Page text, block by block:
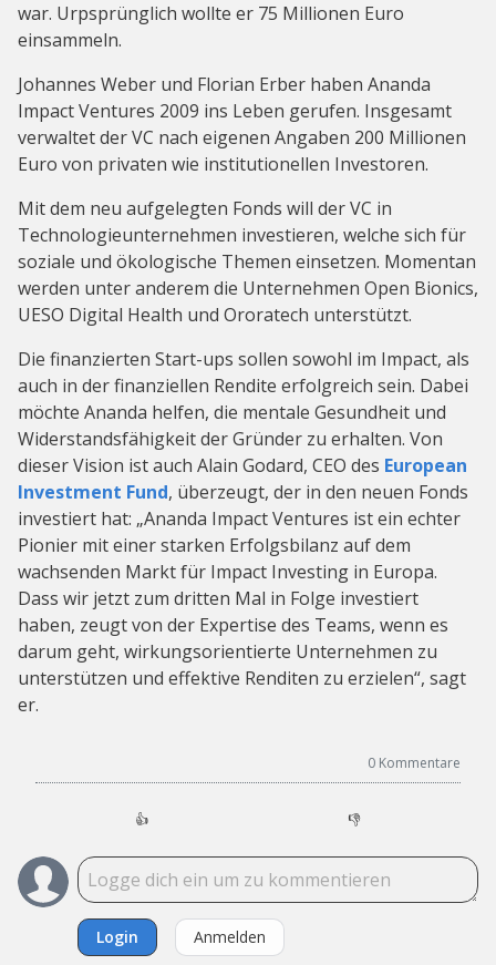
war. Urpsprünglich wollte er 75 Millionen Euro
einsammeln.
Johannes Weber und Florian Erber haben Ananda
Impact Ventures 2009 ins Leben gerufen. Insgesamt
verwaltet der VC nach eigenen Angaben 200 Millionen
Euro von privaten wie institutionellen Investoren.
Mit dem neu aufgelegten Fonds will der VC in
Technologieunternehmen investieren, welche sich für
soziale und ökologische Themen einsetzen. Momentan
werden unter anderem die Unternehmen Open Bionics,
UESO Digital Health und Ororatech unterstützt.
Die finanzierten Start-ups sollen sowohl im Impact, als
auch in der finanziellen Rendite erfolgreich sein. Dabei
möchte Ananda helfen, die mentale Gesundheit und
Widerstandsfähigkeit der Gründer zu erhalten. Von
dieser Vision ist auch Alain Godard, CEO des European
Investment Fund, überzeugt, der in den neuen Fonds
investiert hat: „Ananda Impact Ventures ist ein echter
Pionier mit einer starken Erfolgsbilanz auf dem
wachsenden Markt für Impact Investing in Europa.
Dass wir jetzt zum dritten Mal in Folge investiert
haben, zeugt von der Expertise des Teams, wenn es
darum geht, wirkungsorientierte Unternehmen zu
unterstützen und effektive Renditen zu erzielen“, sagt
er.
0 Kommentare
👍 👎
Login Anmelden